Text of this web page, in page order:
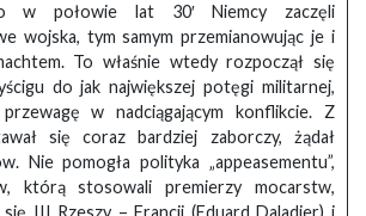
w połowie lat 30′ Niemcy zaczęli
wojska, tym samym przemianowując je i
To właśnie wtedy rozpoczął się
do jak największej potęgi militarnej,
w nadciągającym konflikcie. Z
się coraz bardziej zaborczy, żądał
Nie pomogła polityka „appeasementu”,
którą stosowali premierzy mocarstw,